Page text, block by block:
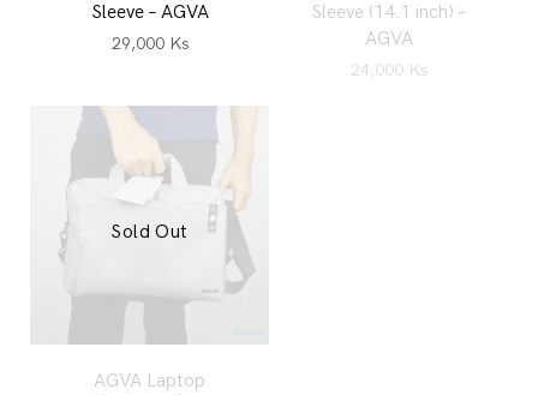
Sleeve – AGVA
29,000 Ks
Sleeve (14.1 inch) –
AGVA
24,000 Ks
AGVA Laptop
Sold Out